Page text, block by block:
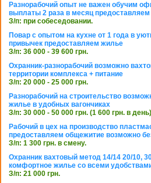
Разнорабочий опыт не важен обучим
выплаты 2 раза в месяц
З/п: при собеседовании.
Повар с опытом на кухне от 1 года в
привычек предоставляем жилье
З/п: 36 000 - 39 600 грн.
Охранник-разнорабочий возможно
территории комплекса + питание
З/п: 20 000 - 25 000 грн.
Разнорабочий на строительство
жилье в удобных вагончиках
З/п: 30 000 - 50 000 грн. (1 600 грн. в день)
Рабочий в цех на производство
предоставляем общежитие возможно
З/п: 1 300 грн. в смену.
Охранник вахтовый метод 14/14 20/10,
комфортное жилье со всеми
З/п: 21 000 грн.